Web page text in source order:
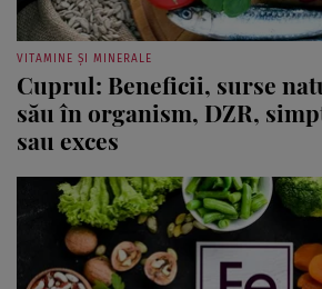
Cuprul: Beneficii, surse
său în organism, DZR,
sau exces